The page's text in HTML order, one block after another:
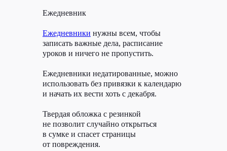
Ежедневник
Ежедневники нужны всем, чтобы
записать важные дела, расписание
уроков и ничего не пропустить.
Ежедневники недатированные, можно
использовать без привязки к календарю
и начать их вести хоть с декабря.
Твердая обложка с резинкой
не позволит случайно открыться
в сумке и спасет страницы
от повреждения.
гаджеты, бытовая техника для красоты,
дома, дачи и офиса, регулярно появляются
до бас-гитар). Ситилинк посещают более 35
опубликовать там статью на тему «Подборка
мобильных приложений, которые помогут
расслабиться». Автору нужно было собрать
не менее 5 приложений и описать, как они
работают, как помогут разгрузить голову.